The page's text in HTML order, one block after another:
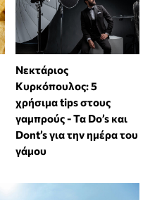
Νεκτάριος
Κυρκόπουλος: 5
χρήσιμα tips στους
γαμπρούς - Τα Do’s και
Dont’s για την ημέρα του
γάμου